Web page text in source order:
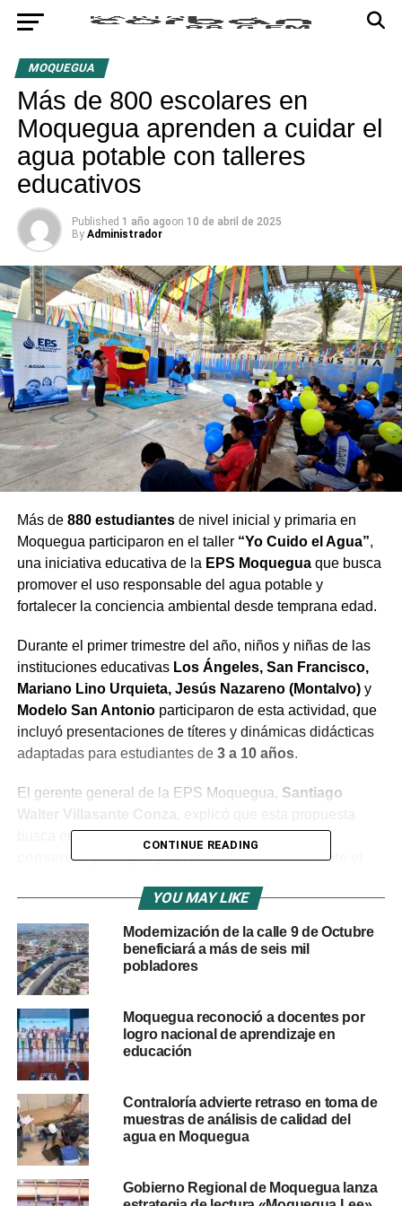
MOQUEGUA
Más de 800 escolares en
Moquegua aprenden a cuidar el
agua potable con talleres
educativos
Published 1 año agoon 10 de abril de 2025
By Administrador
Más de 880 estudiantesde nivel inicial y primaria en
Moquegua participaron en el taller “Yo Cuido el Agua”,
una iniciativa educativa de la EPS Moqueguaque busca
promover el uso responsable del agua potable y
fortalecer la conciencia ambiental desde temprana edad.
Durante el primer trimestre del año, niños y niñas de las
instituciones educativas Los Ángeles, San Francisco,
Mariano Lino Urquieta, Jesús Nazareno (Montalvo)y
Modelo San Antonioparticiparon de esta actividad, que
incluyó presentaciones de títeres y dinámicas didácticas
adaptadas para estudiantes de 3 a 10 años.
El gerente general de la EPS Moquegua, Santiago
busca enseñar a los escolares laimportancia de
conservar, proteger y aprovechar eficientemente el
colegios.
Los estudiantes mostraron entusiasmo y se
comprometieron a llevar lo aprendido a sus familias,
multiplicando así el impacto del mensaje.
EPS Moquegua apunta a sensibilizar
a más de 7 mil usuarios
La empresa prestadora tiene como meta para el 2025
llegar a más de 7 mil usuarios, incluidos niños,
adolescentes, jóvenes, adultos y adultos mayores, a
través deactividades educativas, deportivas y
culturalesen colegios, instituciones públicas y privadas,
así como con nuevos usuarios.
CONTINUE READING
YOU MAY LIKE
Modernización de la calle 9 de Octubre
beneficiará a más de seis mil
pobladores
Moquegua reconoció a docentes por
logro nacional de aprendizaje en
educación
Contraloría advierte retraso en toma de
muestras de análisis de calidad del
agua en Moquegua
Gobierno Regional de Moquegua lanza